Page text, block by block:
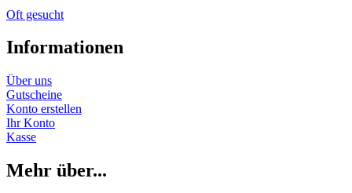
Oft gesucht
Informationen
Über uns
Gutscheine
Konto erstellen
Ihr Konto
Kasse
Mehr über...